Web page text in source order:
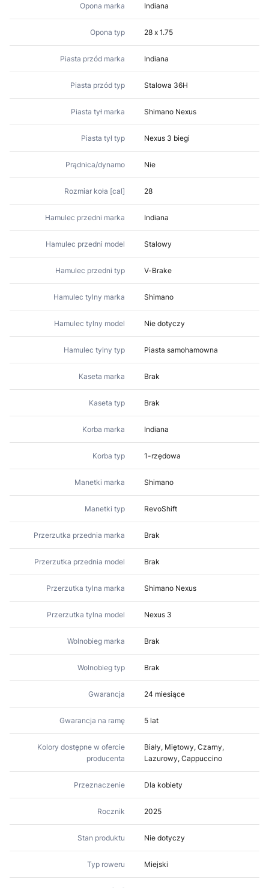
Opona marka Indiana
Opona typ 28 x 1.75
Piasta przód marka Indiana
Piasta przód typ Stalowa 36H
Piasta tył marka Shimano Nexus
Piasta tył typ Nexus 3 biegi
Prądnica/dynamo Nie
Rozmiar koła [cal] 28
Hamulec przedni marka Indiana
Hamulec przedni model Stalowy
Hamulec przedni typ V-Brake
Hamulec tylny marka Shimano
Hamulec tylny model Nie dotyczy
Hamulec tylny typ Piasta samohamowna
Kaseta marka Brak
Kaseta typ Brak
Korba marka Indiana
Korba typ 1-rzędowa
Manetki marka Shimano
Manetki typ RevoShift
Przerzutka przednia marka Brak
Przerzutka przednia model Brak
Przerzutka tylna marka Shimano Nexus
Przerzutka tylna model Nexus 3
Wolnobieg marka Brak
Wolnobieg typ Brak
Gwarancja 24 miesiące
Gwarancja na ramę 5 lat
Kolory dostępne w ofercie
producenta
Biały, Miętowy, Czarny,
Lazurowy, Cappuccino
Przeznaczenie Dla kobiety
Rocznik 2025
Stan produktu Nie dotyczy
Typ roweru Miejski